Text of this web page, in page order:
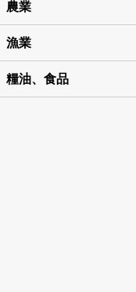
農業
漁業
糧油、食品